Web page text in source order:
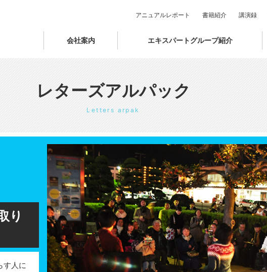
会社案内 エキスパートグループ紹介
アニュアルレポート 書籍紹介 講演録
レターズアルパック
Letters arpak
り
す人に